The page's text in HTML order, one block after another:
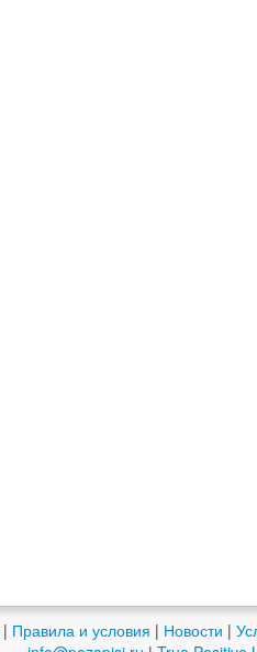
| Правила и условия | Новости |